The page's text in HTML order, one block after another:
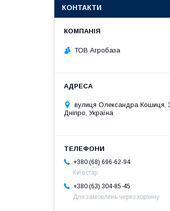
КОНТАКТИ
ТОВ Агробаза
вулиця Олександра Кошиця,
Дніпро, Україна
+380 (68) 696-62-94
Київстар
+380 (63) 304-85-45
Для замовлень через корзину